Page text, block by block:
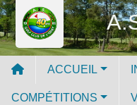
ACCUEIL
COMPÉTITIONS
Panneau de gestion des